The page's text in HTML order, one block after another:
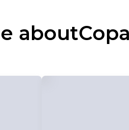
about